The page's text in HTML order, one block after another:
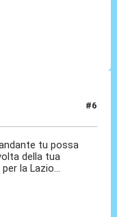
#6
tu possa
della tua
la Lazio...